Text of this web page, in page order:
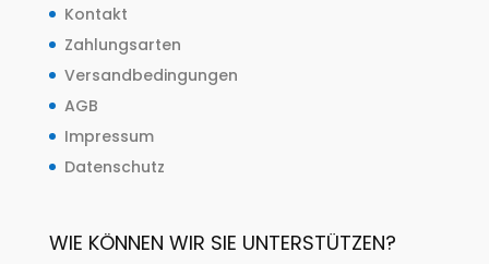
Kontakt
Zahlungsarten
Versandbedingungen
AGB
Impressum
Datenschutz
WIE KÖNNEN WIR SIE UNTERSTÜTZEN?